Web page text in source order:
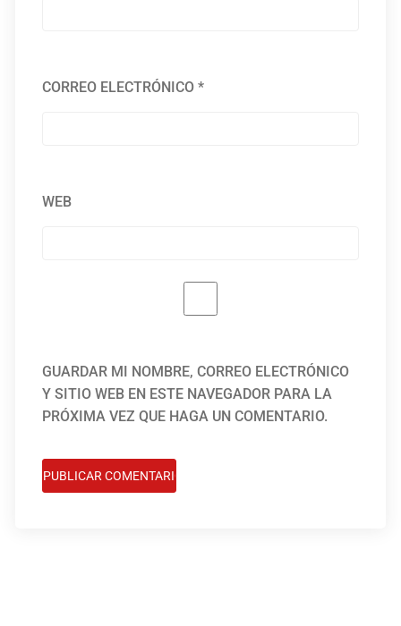
CORREO ELECTRÓNICO*
WEB
GUARDAR MI NOMBRE, CORREO ELECTRÓNICO
Y SITIO WEB EN ESTE NAVEGADOR PARA LA
PRÓXIMA VEZ QUE HAGA UN COMENTARIO.